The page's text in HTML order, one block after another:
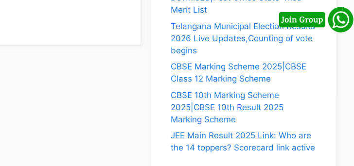
Merit List
Telangana Municipal Election Results
2026 Live Updates,Counting of vote
begins
CBSE Marking Scheme 2025|CBSE
Class 12 Marking Scheme
CBSE 10th Marking Scheme
2025|CBSE 10th Result 2025
Marking Scheme
JEE Main Result 2025 Link: Who are
the 14 toppers? Scorecard link active